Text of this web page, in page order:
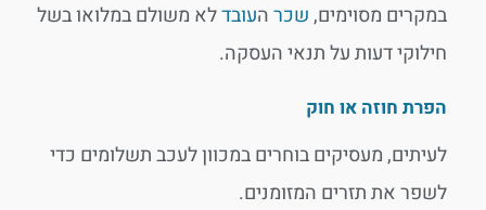
במקרים מסוימים,שכרהעובדלא משולם במלואו בשל
חילוקי דעות על תנאי העסקה.
הפרת חוזה או חוק
לעיתים, מעסיקים בוחרים במכוון לעכב תשלומים כדי
לשפר את תזרים המזומנים.